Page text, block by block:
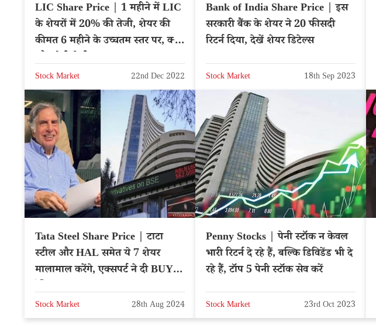
LIC Share Price | 1 महीने में LIC
के शेयरों में 20% की तेजी, शेयर की
कीमत 6 महीने के उच्चतम स्तर पर, क्या
Stock Market 22nd Dec 2022
Bank of India Share Price | इस
सरकारी बैंक के शेयर ने 20 फीसदी
रिटर्न दिया, देखें शेयर डिटेल्स
Stock Market 18th Sep 2023
Tata Steel Share Price | टाटा
स्टील और HAL समेत ये 7 शेयर
मालामाल करेंगे, एक्सपर्ट ने दी BUY
Stock Market 28th Aug 2024
Penny Stocks | पेनी स्टॉक न केवल
भारी रिटर्न दे रहे हैं, बल्कि डिविडेंड भी दे
रहे हैं, टॉप 5 पेनी स्टॉक सेव करें
Stock Market 23rd Oct 2023